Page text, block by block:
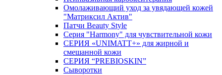
Омолаживающий уход за увядающей кожей
"Матриксил Актив"
Патчи Beauty Style
Серия "Harmony" для чувствительной кожи
СЕРИЯ «UNIMATT+» для жирной и
смешанной кожи
СЕРИЯ “PREBIOSKIN”
Сыворотки